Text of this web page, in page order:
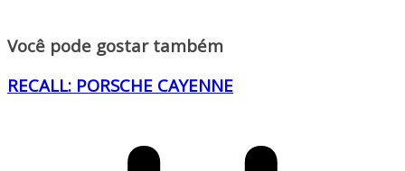
Você pode gostar também
RECALL: PORSCHE CAYENNE